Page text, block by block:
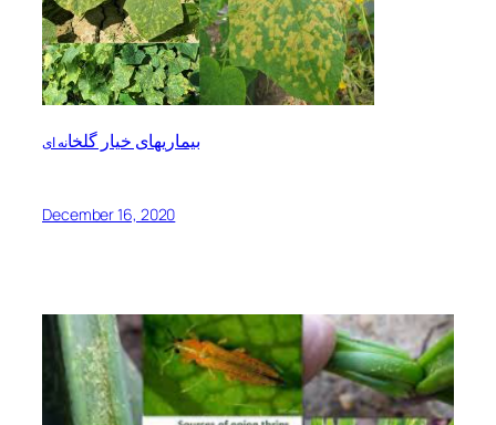
بیماریهای خیار گلخانه ای
December 16, 2020